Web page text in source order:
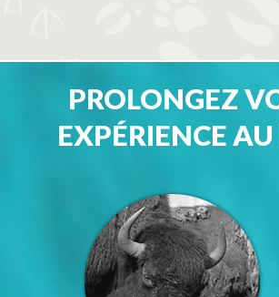
PROLONGEZ
EXPÉRIENCE AU